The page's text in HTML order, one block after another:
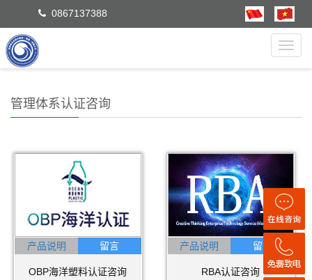
0867137388
管理体系认证咨询
产品说明
OBP海洋塑料认证咨询
产品说明
RBA认证咨询